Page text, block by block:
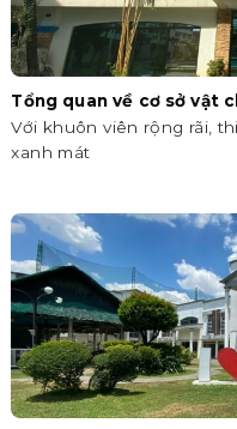
Tổng quan về cơ sở vật
Với khuôn viên rộng rãi,
xanh mát